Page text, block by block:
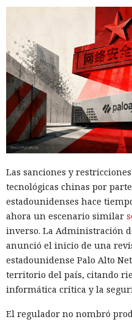
Las sanciones y
tecnológicas chinas por
estadounidenses hace
ahora un escenario similar
inverso. La Administración
anunció el inicio de una
estadounidense Palo Alto
territorio del país, citando
informática crítica y la
El regulador no nombró